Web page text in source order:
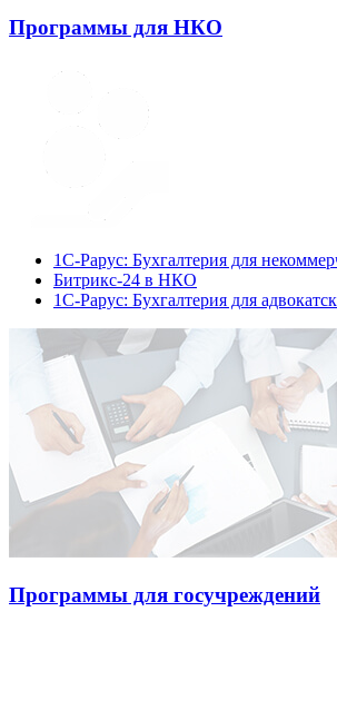
Программы для НКО
1С-Рарус: Бухгалтерия для
Битрикс-24 в НКО
1С-Рарус: Бухгалтерия для
Программы для госучреждений